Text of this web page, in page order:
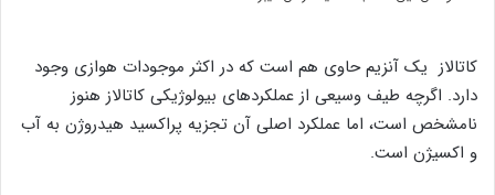
کاتالاز یک آنزیم حاوی هم است که در اکثر موجودات هوازی وجود
دارد. اگرچه طیف وسیعی از عملکردهای بیولوژیکی کاتالاز هنوز
نامشخص است، اما عملکرد اصلی آن تجزیه پراکسید هیدروژن به آب
و اکسیژن است.